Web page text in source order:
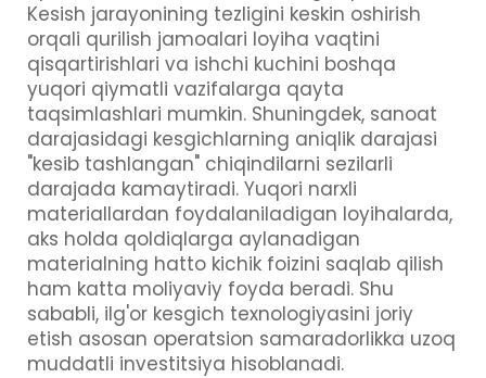
Kesish jarayonining tezligini keskin oshirish
orqali qurilish jamoalari loyiha vaqtini
qisqartirishlari va ishchi kuchini boshqa
yuqori qiymatli vazifalarga qayta
taqsimlashlari mumkin. Shuningdek, sanoat
darajasidagi kesgichlarning aniqlik darajasi
"kesib tashlangan" chiqindilarni sezilarli
darajada kamaytiradi. Yuqori narxli
materiallardan foydalaniladigan loyihalarda,
aks holda qoldiqlarga aylanadigan
materialning hatto kichik foizini saqlab qilish
ham katta moliyaviy foyda beradi. Shu
sababli, ilg'or kesgich texnologiyasini joriy
etish asosan operatsion samaradorlikka uzoq
muddatli investitsiya hisoblanadi.